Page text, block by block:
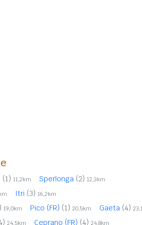
(1) 11,2km Sperlonga (2) 12,3km
Itri (3) 16,2km
19,0km Pico (FR) (1) 20,5km Gaeta (4)
24,5km Ceprano (FR) (4) 24,8km